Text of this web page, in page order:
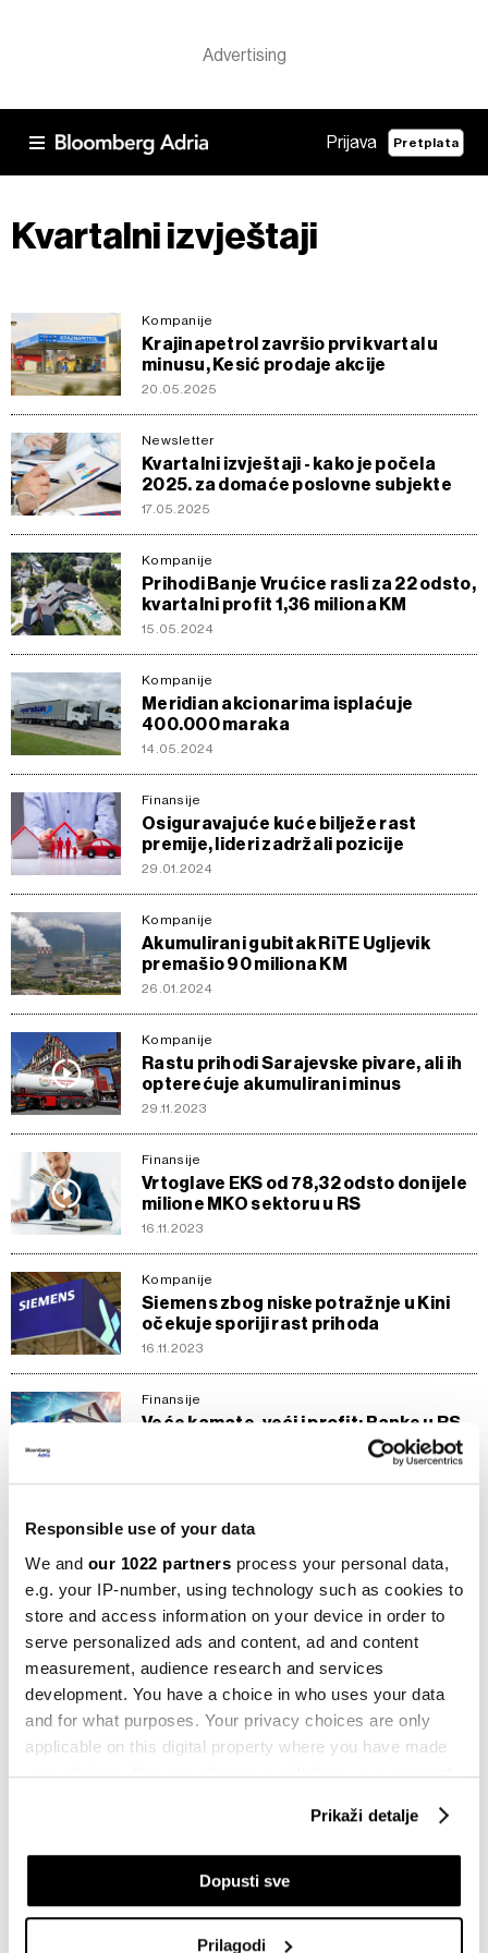
Responsible use of your data
We and our 1022 partners process your personal data,
e.g. your IP-number, using technology such as cookies to
store and access information on your device in order to
serve personalized ads and content, ad and content
measurement, audience research and services
development. You have a choice in who uses your data
and for what purposes. Your privacy choices are only
applicable on this digital property where you have made
your choices. You can change or withdraw your consent
If you allow, we would also like to:
Collect information about your geographical
Prikaži detalje
Dopusti sve
Prilagodi
Prijava Pretplata
Kvartalni izvještaji
Kompanije
Krajinapetrol završio prvi kvartal u
minusu, Kesić prodaje akcije
20.05.2025
Newsletter
Kvartalni izvještaji - kako je počela
2025. za domaće poslovne subjekte
17.05.2025
Kompanije
Prihodi Banje Vrućice rasli za 22 odsto,
kvartalni profit 1,36 miliona KM
15.05.2024
Kompanije
Meridian akcionarima isplaćuje
400.000 maraka
14.05.2024
Finansije
Osiguravajuće kuće bilježe rast
premije, lideri zadržali pozicije
29.01.2024
Kompanije
Akumulirani gubitak RiTE Ugljevik
premašio 90 miliona KM
26.01.2024
Kompanije
Rastu prihodi Sarajevske pivare, ali ih
opterećuje akumulirani minus
29.11.2023
Finansije
Vrtoglave EKS od 78,32 odsto donijele
milione MKO sektoru u RS
16.11.2023
Kompanije
Siemens zbog niske potražnje u Kini
očekuje sporiji rast prihoda
16.11.2023
Finansije
Veće kamate, veći i profit: Banke u RS
Kompanije
Prihodi Krajina osiguranja premašili
pet miliona KM
13.11.2023
Kompanije
Značajan rast prihoda nije donio
profite elektrodistribucijama ERS
Kompanije
Profit Saudi Aramcoa u trećem
kvartalu pao za čak 23 odsto
Kompanije
Dunav osiguranje Banjaluka uvećalo
dobit za 90 odsto
09.11.2023